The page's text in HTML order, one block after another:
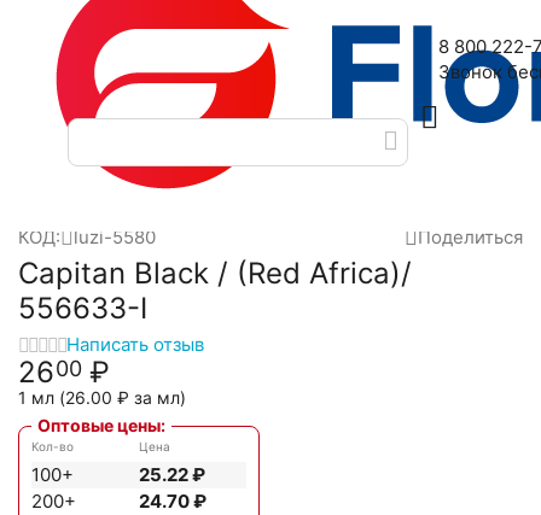
Наш адрес: 2-я Дубровская улица, 6
8 800 222-
Звонок
КОД: luzi-5580 Поделиться
Capitan Black / (Red Africa)/
556633-I
Написать отзыв
2600 ₽
1 мл (26.00 ₽ за мл)
Оптовые цены:
Кол-во
100+
200+
Цена
25.22₽
24.70₽